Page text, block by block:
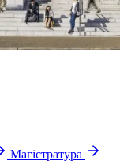
Магістратура